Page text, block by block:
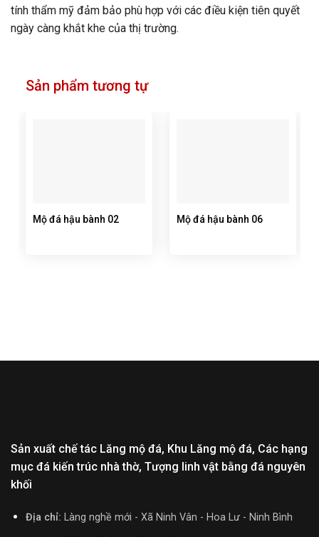
tính thẩm mỹ đảm bảo phù hợp với các điều kiện tiên quyết
ngày càng khắt khe của thị trường.
Sản phẩm tương tự
Mộ đá hậu bành 02 Mộ đá hậu bành 06
Sản xuất chế tác Lăng mộ đá, Khu Lăng mộ đá, Các hạng
mục đá kiến trúc nhà thờ, Tượng linh vật bằng đá nguyên
khối
Địa chỉ: Làng nghề mới - Xã Ninh Vân - Hoa Lư - Ninh Bình